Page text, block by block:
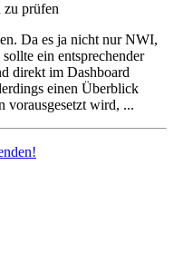
zu prüfen
Da es ja nicht nur NWI,
ein entsprechender
direkt im Dashboard
einen Überblick
vorausgesetzt wird, ...